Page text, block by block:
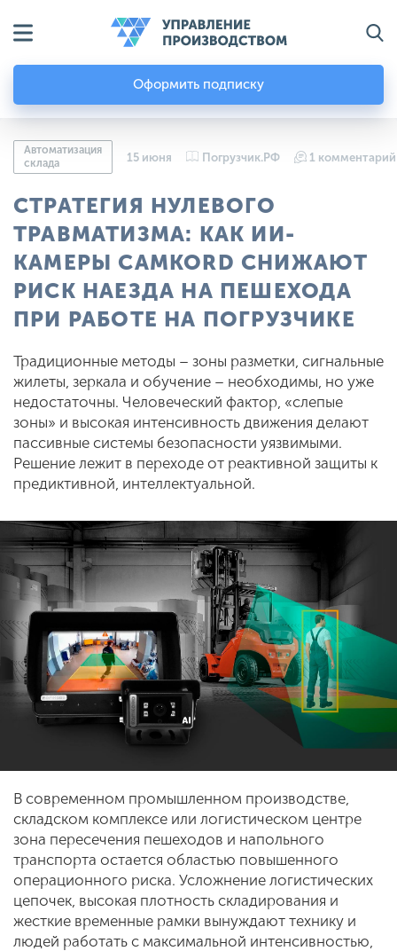
Оформить подписку
Автоматизация
склада
15 июня Погрузчик.РФ 1 комментарий
СТРАТЕГИЯ НУЛЕВОГО
ТРАВМАТИЗМА: КАК ИИ-
КАМЕРЫ CAMKORD СНИЖАЮТ
РИСК НАЕЗДА НА ПЕШЕХОДА
ПРИ РАБОТЕ НА ПОГРУЗЧИКЕ
Традиционные методы – зоны разметки, сигнальные
жилеты, зеркала и обучение – необходимы, но уже
недостаточны. Человеческий фактор, «слепые
зоны» и высокая интенсивность движения делают
пассивные системы безопасности уязвимыми.
Решение лежит в переходе от реактивной защиты к
предиктивной, интеллектуальной.
В современном промышленном производстве,
складском комплексе или логистическом центре
зона пересечения пешеходов и напольного
транспорта остается областью повышенного
операционного риска. Усложнение логистических
цепочек, высокая плотность складирования и
жесткие временные рамки вынуждают технику и
людей работать с максимальной интенсивностью,